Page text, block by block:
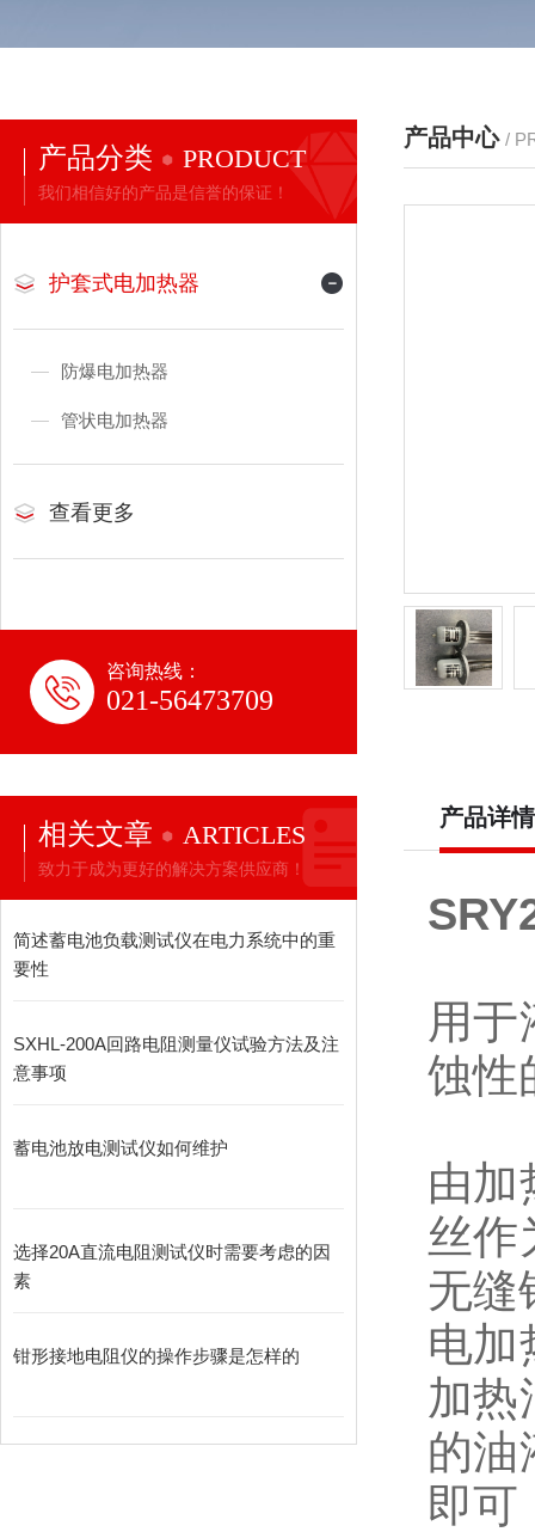
产品分类 PRODUCT
我们相信好的产品是信誉的保证！
护套式电加热器
防爆电加热器
管状电加热器
查看更多
咨询热线：
021-56473709
相关文章 ARTICLES
致力于成为更好的解决方案供应商！
简述蓄电池负载测试仪在电力系统中的重
要性
SXHL-200A回路电阻测量仪试验方法及注
意事项
蓄电池放电测试仪如何维护
选择20A直流电阻测试仪时需要考虑的因
素
​钳形接地电阻仪的操作步骤是怎样的
产品中心 /
产品详情
用
蚀性
由加
丝作
无缝
电加
加热
的油
即可